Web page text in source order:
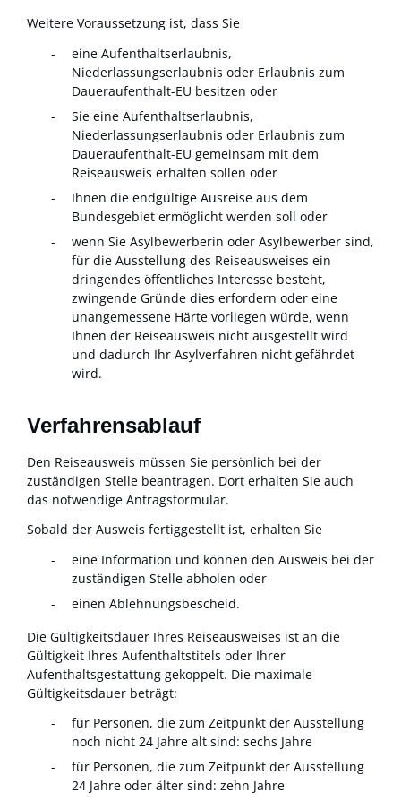
Weitere Voraussetzung ist, dass Sie
eine Aufenthaltserlaubnis,
Niederlassungserlaubnis oder Erlaubnis zum
Daueraufenthalt-EU besitzen oder
Sie eine Aufenthaltserlaubnis,
Niederlassungserlaubnis oder Erlaubnis zum
Daueraufenthalt-EU gemeinsam mit dem
Reiseausweis erhalten sollen oder
Ihnen die endgültige Ausreise aus dem
Bundesgebiet ermöglicht werden soll oder
wenn Sie Asylbewerberin oder Asylbewerber sind,
für die Ausstellung des Reiseausweises ein
dringendes öffentliches Interesse besteht,
zwingende Gründe dies erfordern oder eine
unangemessene Härte vorliegen würde, wenn
Ihnen der Reiseausweis nicht ausgestellt wird
und dadurch Ihr Asylverfahren nicht gefährdet
wird.
Verfahrensablauf
Den Reiseausweis müssen Sie persönlich bei der
zuständigen Stelle beantragen. Dort erhalten Sie auch
das notwendige Antragsformular.
Sobald der Ausweis fertiggestellt ist, erhalten Sie
eine Information und können den Ausweis bei der
zuständigen Stelle abholen oder
einen Ablehnungsbescheid.
Die Gültigkeitsdauer Ihres Reiseausweises ist an die
Gültigkeit Ihres Aufenthaltstitels oder Ihrer
Aufenthaltsgestattung gekoppelt. Die maximale
Gültigkeitsdauer beträgt:
für Personen, die zum Zeitpunkt der Ausstellung
noch nicht 24 Jahre alt sind: sechs Jahre
für Personen, die zum Zeitpunkt der Ausstellung
24 Jahre oder älter sind: zehn Jahre